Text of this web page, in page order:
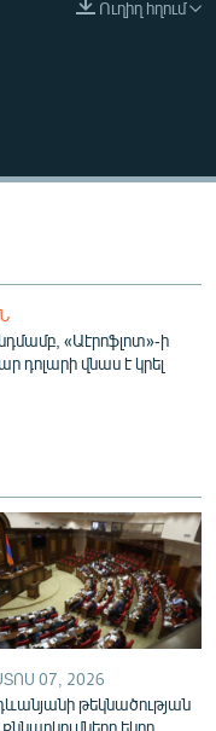
Ուղիղ հղում
«Աէրոֆլոտ»-ի
դոլարի վնաս է կրել
07, 2026
թեկնածության
քննարկումները եկող